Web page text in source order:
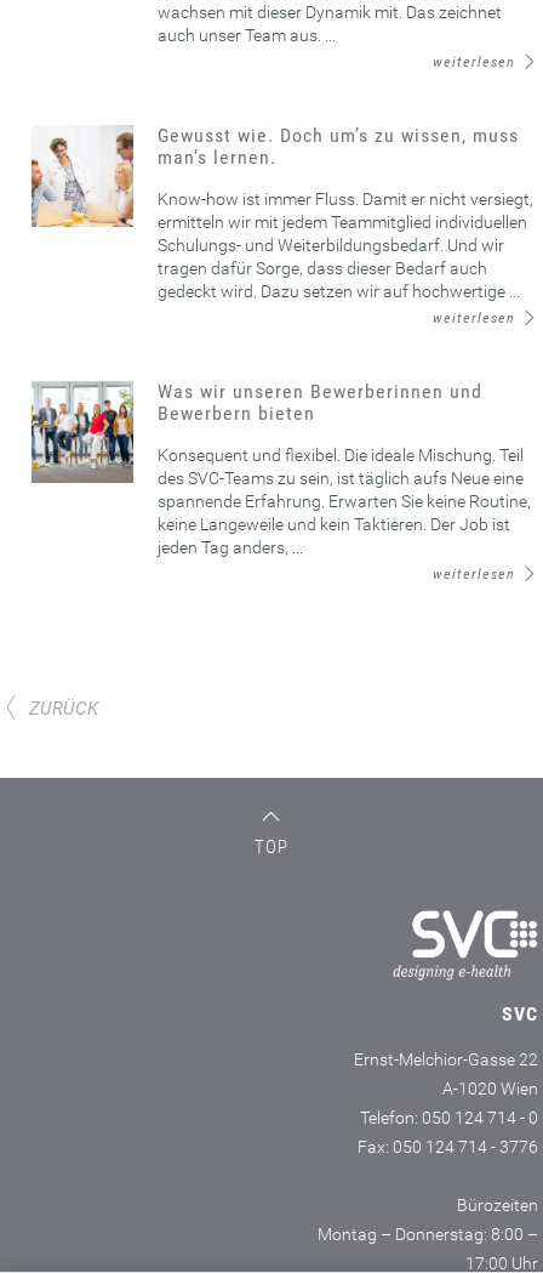
wachsen mit dieser Dynamik mit. Das zeichnet
auch unser Team aus. ...
weiterlesen
Gewusst wie. Doch um’s zu wissen, muss
man’s lernen.
Know-how ist immer Fluss. Damit er nicht versiegt,
ermitteln wir mit jedem Teammitglied individuellen
Schulungs- und Weiterbildungsbedarf. Und wir
tragen dafür Sorge, dass dieser Bedarf auch
gedeckt wird. Dazu setzen wir auf hochwertige ...
weiterlesen
Was wir unseren Bewerberinnen und
Bewerbern bieten
Konsequent und flexibel. Die ideale Mischung. Teil
des SVC-Teams zu sein, ist täglich aufs Neue eine
spannende Erfahrung. Erwarten Sie keine Routine,
keine Langeweile und kein Taktieren. Der Job ist
jeden Tag anders, ...
weiterlesen
ZURÜCK
TOP
SVC
Ernst-Melchior-Gasse 22
A-1020 Wien
Telefon: 050 124 714 - 0
Fax: 050 124 714 - 3776
Bürozeiten
Montag – Donnerstag: 8:00 –
17:00 Uhr